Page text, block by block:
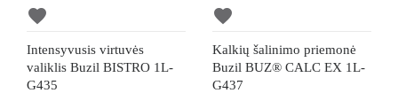
favorite
Intensyvusis virtuvės
valiklis Buzil BISTRO 1L-
G435
favorite
Kalkių šalinimo priemonė
Buzil BUZ® CALC EX 1L-
G437